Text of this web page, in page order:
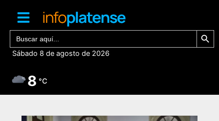
contenido
Buscar: Botón de
Sábado 8 de agosto de 2026
8 °C